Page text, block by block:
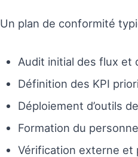
Un plan de conformité
Audit initial des flux
Définition des KPI
Déploiement d’outils
Formation du
Vérification externe et